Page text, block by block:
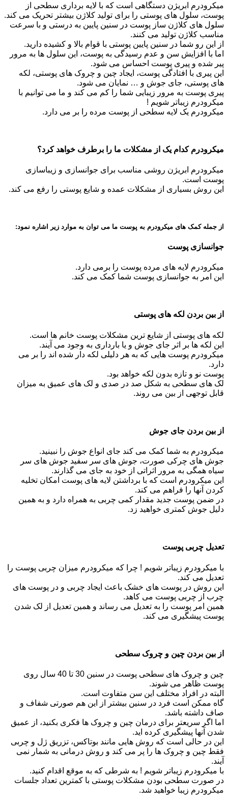
میکرودرم ابریژن دستگاهی است که با لایه برداری سطحی از
پوست، سلول های پوستی را برای تولید کلاژن بیشتر تحریک می کند.
سلول های کلاژن ساز پوست در سنین پایین به درستی و با سرعت
مناسب کلاژن تولید می کنند.
از این رو شما در سنین پایین پوستی با قوام بالا و کشیده دارید.
اما با افزایش سن و عدم رسیدگی به پوست، این سلول ها به مرور
پیر شده و پیری پوست احساس می شود.
این پیری با افتادگی پوست، ایجاد چین و چروک های پوستی، لکه
های پوستی، جای جوش و … نمایان می شود.
پیری پوست به مرور زیبایی شما را کم می کند و ما می توانیم با
میکرودرم زیباتر شویم !
میکرودرم یک لایه سطحی از پوست مرده را بر می دارد.
میکرودرم کدام یک از مشکلات ما را برطرف خواهد کرد؟
میکرودرم ابریژن روشی مناسب برای جوانسازی و زیباسازی
پوست است.
این روش بسیاری از مشکلات عمده و شایع پوستی را رفع می کند.
از جمله کمک های میکرودرم به پوست ما می توان به موارد زیر اشاره نمود:
جوانسازی پوست
میکرودرم لایه های مرده پوست را برمی دارد.
این امر به جوانسازی پوست شما کمک می کند.
از بین بردن لکه های پوستی
لکه های پوستی از شایع ترین مشکلات پوست خانم ها است.
این لکه ها بر اثر جای جوش و یا بارداری به وجود می آیند.
میکرودرم پوست هایی که به هر دلیلی لکه دار شده اند را بر می
دارد.
پوست نو و تازه بدون لکه خواهد بود.
لک های سطحی به شکل صد در صدی و لک های عمیق به میزان
قابل توجهی از بین می روند.
از بین بردن جای جوش
میکرودرم به شما کمک می کند جای انواع جوش را نبینید.
جوش های چرکی صورت، جوش های سر سفید جوش های سر
سیاه همگی به مرور اثراتی از خود به جای می گذارند.
این میکرودرم است که با برداشتن لایه های پوست امکان تخلیه
کردن آنها را فراهم می کند.
در ضمن پوست جدید مقدار کمی چربی به همراه دارد و به همین
دلیل جوش کمتری خواهید زد.
تعدیل چربی پوست
با میکرودرم زیباتر شویم ! چرا که میکرودرم میزان چربی پوست را
تعدیل می کند.
این روش در پوست های خشک باعث ایجاد چربی و در پوست های
چرب از چربی پوست می کاهد.
همین امر پوست را به تعدیل می رساند و همین تعدیل از لک شدن
پوست پیشگیری می کند.
از بین بردن چین و چروک سطحی
چین و چروک های سطحی پوست در سنین 30 تا 40 سال روی
پوست ظاهر می شوند.
البته در افراد مختلف این سن متفاوت است.
گاه ممکن است فرد در سنین بیشتر از این هم صورتی شفاف و
صاف داشته باشد.
اما اگر سریعتر برای درمان چین و چروک ها فکری بکنید، از عمیق
شدن آنها پیشگیری کرده اید.
این در حالی است که روش هایی مانند بوتاکس، تزریق ژل و چربی
فقط چین و چروک ها را پر می کند و روش درمانی به شمار نمی
آیند.
با میکرودرم زیباتر شویم ! به شرطی که به موقع اقدام کنید.
در صورت سطحی بودن مشکلات پوستی با کمترین تعداد جلسات
میکرودرم زیبا خواهید شد.